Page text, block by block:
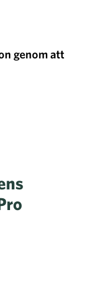
genom att